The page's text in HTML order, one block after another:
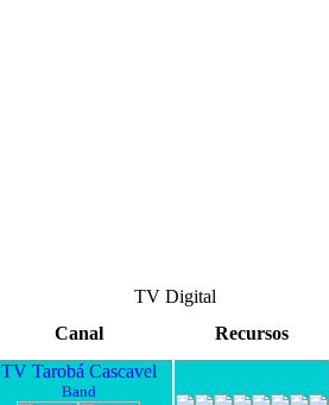
TV Digital
Canal Recursos
TV Tarobá Cascavel
Band